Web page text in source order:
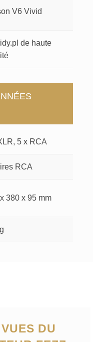
V6 Vivid
de haute
5 x RCA
RCA
380 x 95 mm
DU